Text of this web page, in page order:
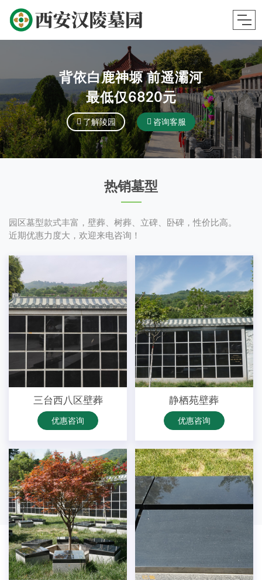
背依白鹿神塬 前遥灞河
最低仅6820元
了解陵园 咨询客服
热销墓型
园区墓型款式丰富，壁葬、树葬、立碑、卧碑，性价比高。
近期优惠力度大，欢迎来电咨询！
三台西八区壁葬
优惠咨询
静栖苑壁葬
优惠咨询